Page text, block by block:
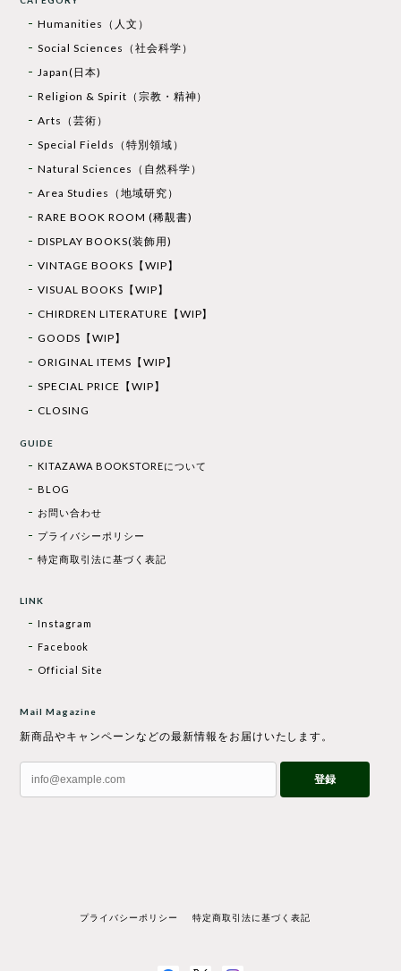
Humanities（人文）
Social Sciences（社会科学）
Japan(日本)
Religion & Spirit（宗教・精神）
Arts（芸術）
Special Fields（特別領域）
Natural Sciences（自然科学）
Area Studies（地域研究）
RARE BOOK ROOM (稀覯書)
DISPLAY BOOKS(装飾用)
VINTAGE BOOKS【WIP】
VISUAL BOOKS【WIP】
CHIRDREN LITERATURE【WIP】
GOODS【WIP】
ORIGINAL ITEMS【WIP】
SPECIAL PRICE【WIP】
CLOSING
GUIDE
KITAZAWA BOOKSTOREについて
BLOG
お問い合わせ
プライバシーポリシー
特定商取引法に基づく表記
LINK
Instagram
Facebook
Official Site
Mail Magazine
新商品やキャンペーンなどの最新情報をお届けいたします。
登録
プライバシーポリシー 特定商取引法に基づく表記